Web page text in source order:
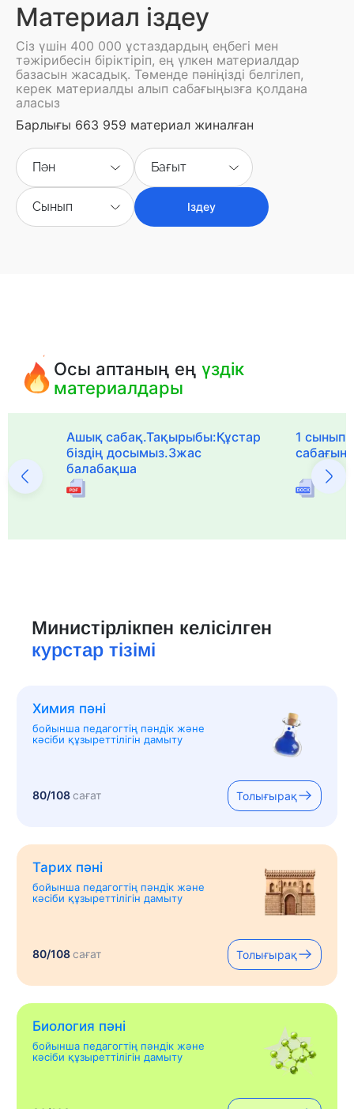
Материал іздеу
Сіз үшін 400 000 ұстаздардың еңбегі мен
тәжірибесін біріктіріп, ең үлкен материалдар
базасын жасадық. Төменде пәніңізді белгілеп,
керек материалды алып сабағыңызға қолдана
аласыз
Барлығы 663 959 материал жиналған
Пән Бағыт
Сынып Іздеу
Осы аптаның еңүздік
материалдары
Ашық сабақ.Тақырыбы:Құстар
біздің досымыз.3жас
балабақша
1
Министірлікпен келісілген
курстар тізімі
Химия пәні
бойынша педагогтің пәндік және
кәсіби құзыреттілігін дамыту
80/108сағат Толығырақ
Тарих пәні
бойынша педагогтің пәндік және
кәсіби құзыреттілігін дамыту
80/108сағат Толығырақ
Биология пәні
бойынша педагогтің пәндік және
кәсіби құзыреттілігін дамыту